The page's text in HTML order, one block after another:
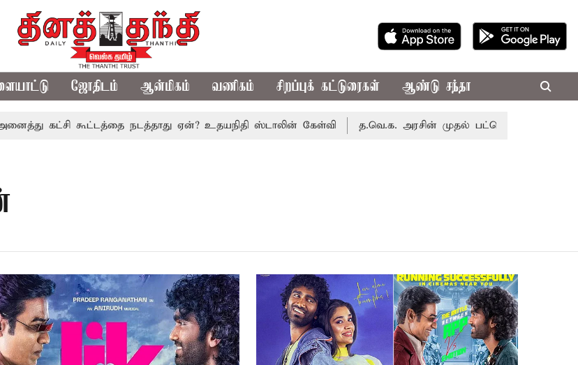
ஜோதிடம் ஆன்மிகம் வணிகம் சிறப்புக் கட்டுரைகள் ஆண்டு சந்தா
கட்சி கூட்டத்தை நடத்தாது ஏன்? உதயநிதி ஸ்டாலின் கேள்வி த.வெ.க. அரசின் முதல் பட்ஜெட்: மாற்றமா?,